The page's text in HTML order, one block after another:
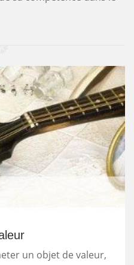
un objet de valeur,